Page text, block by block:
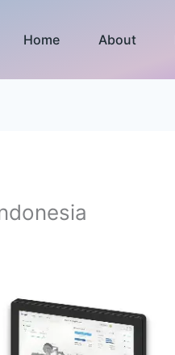
Home About